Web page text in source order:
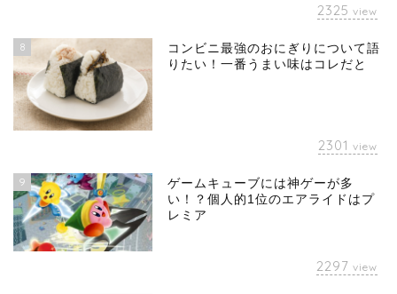
2325 view
8
コンビニ最強のおにぎりについて語
りたい！一番うまい味はコレだと
2301 view
9
ゲームキューブには神ゲーが多
い！？個人的1位のエアライドはプ
レミア
2297 view